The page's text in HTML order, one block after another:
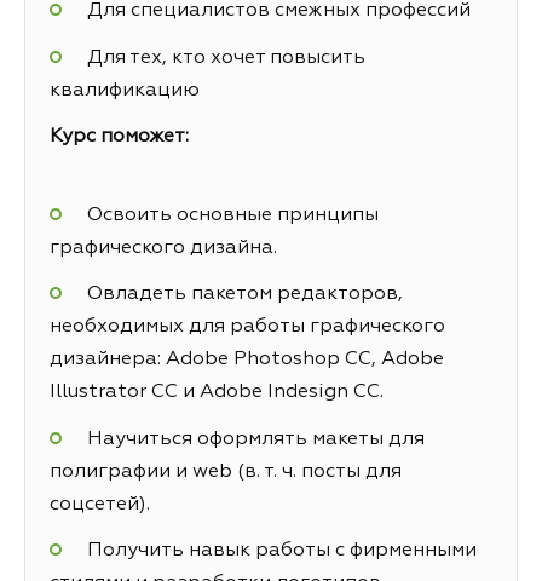
Для специалистов смежных профессий
Для тех, кто хочет повысить
квалификацию
Курс поможет:
Освоить основные принципы
графического дизайна.
Овладеть пакетом редакторов,
необходимых для работы графического
дизайнера: Adobe Photoshop CC, Adobe
Illustrator CC и Adobe Indesign CC.
Научиться оформлять макеты для
полиграфии и web (в. т. ч. посты для
соцсетей).
Получить навык работы с фирменными